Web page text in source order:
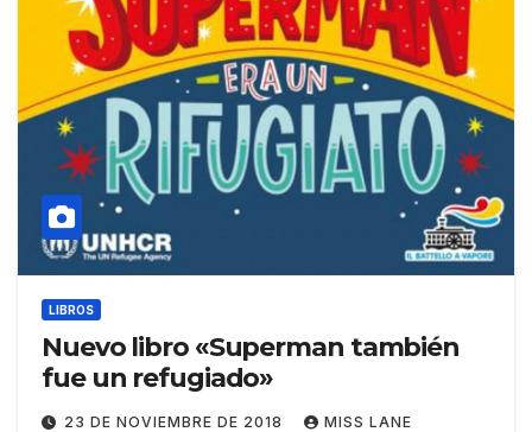
LIBROS
Nuevo libro «Superman también
fue un refugiado»
23 DE NOVIEMBRE DE 2018 MISS LANE